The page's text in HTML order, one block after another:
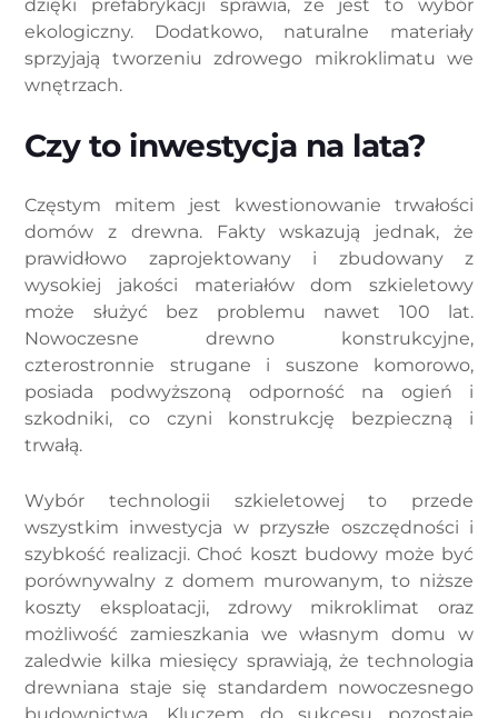
dzięki prefabrykacji sprawia, że jest to wybór
ekologiczny. Dodatkowo, naturalne materiały
sprzyjają tworzeniu zdrowego mikroklimatu we
wnętrzach.
Czy to inwestycja na lata?
Częstym mitem jest kwestionowanie trwałości
domów z drewna. Fakty wskazują jednak, że
prawidłowo zaprojektowany i zbudowany z
wysokiej jakości materiałów dom szkieletowy
może służyć bez problemu nawet 100 lat.
Nowoczesne drewno konstrukcyjne,
czterostronnie strugane i suszone komorowo,
posiada podwyższoną odporność na ogień i
szkodniki, co czyni konstrukcję bezpieczną i
trwałą.
Wybór technologii szkieletowej to przede
wszystkim inwestycja w przyszłe oszczędności i
szybkość realizacji. Choć koszt budowy może być
porównywalny z domem murowanym, to niższe
koszty eksploatacji, zdrowy mikroklimat oraz
możliwość zamieszkania we własnym domu w
zaledwie kilka miesięcy sprawiają, że technologia
drewniana staje się standardem nowoczesnego